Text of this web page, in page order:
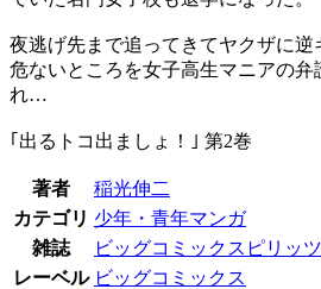
夜逃げ先まで追ってきてヤクザに逆
危ないところを女子高生マニアの弁
れ…
｢出るトコ出ましょ！｣ 第2巻
著者
稲光伸二
カテゴリ 少年・青年マンガ
雑誌
ビッグコミックスピリッツ
レーベル ビッグコミックス